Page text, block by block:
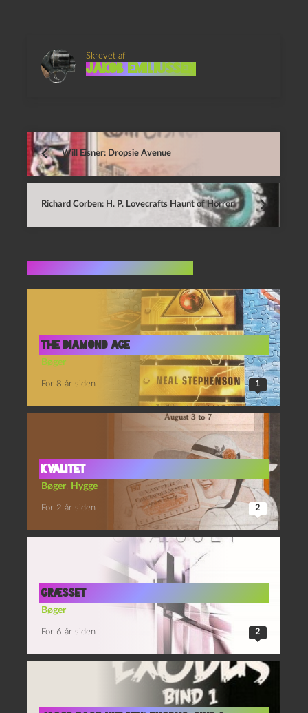
Skrevet af
Jakob Emiliussen
Will Eisner: Dropsie Avenue
Richard Corben: H. P. Lovecrafts Haunt of Horror
The Diamond Age
Bøger
For 8 år siden 1
Kvalitet
Bøger Hygge
For 2 år siden 2
Græsset
Bøger
For 6 år siden 2